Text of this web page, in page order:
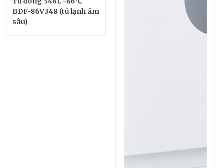
BDF-86V348 (tủ lạnh âm
sâu)